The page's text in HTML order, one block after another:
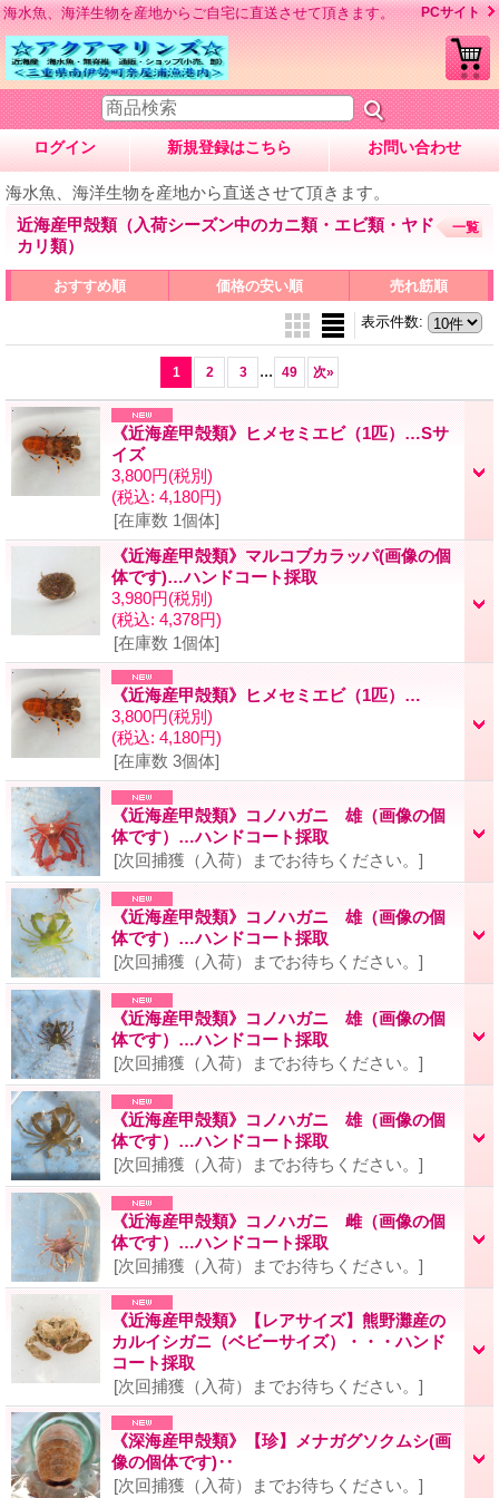
海水魚、海洋生物を産地からご自宅に直送させて頂きます。 PCサイト
ログイン 新規登録はこちら お問い合わせ
海水魚、海洋生物を産地から直送させて頂きます。
近海産甲殻類（入荷シーズン中のカニ類・エビ類・ヤド
カリ類）
一覧
おすすめ順 価格の安い順 売れ筋順
表示件数:
1 2 3 ... 49 次»
《近海産甲殻類》ヒメセミエビ（1匹）…Sサ
イズ
3,800円(税別)
(税込: 4,180円)
[在庫数 1個体]
《近海産甲殻類》マルコブカラッパ(画像の個
体です)…ハンドコート採取
3,980円(税別)
(税込: 4,378円)
[在庫数 1個体]
《近海産甲殻類》ヒメセミエビ（1匹）…
3,800円(税別)
(税込: 4,180円)
[在庫数 3個体]
《近海産甲殻類》コノハガニ 雄（画像の個
体です）…ハンドコート採取
[次回捕獲（入荷）までお待ちください。]
《近海産甲殻類》コノハガニ 雄（画像の個
体です）…ハンドコート採取
[次回捕獲（入荷）までお待ちください。]
《近海産甲殻類》コノハガニ 雄（画像の個
体です）…ハンドコート採取
[次回捕獲（入荷）までお待ちください。]
《近海産甲殻類》コノハガニ 雄（画像の個
体です）…ハンドコート採取
[次回捕獲（入荷）までお待ちください。]
《近海産甲殻類》コノハガニ 雌（画像の個
体です）…ハンドコート採取
[次回捕獲（入荷）までお待ちください。]
《近海産甲殻類》【レアサイズ】熊野灘産の
カルイシガニ（ベビーサイズ）・・・ハンド
コート採取
[次回捕獲（入荷）までお待ちください。]
《深海産甲殻類》【珍】メナガグソクムシ(画
像の個体です)‥
[次回捕獲（入荷）までお待ちください。]